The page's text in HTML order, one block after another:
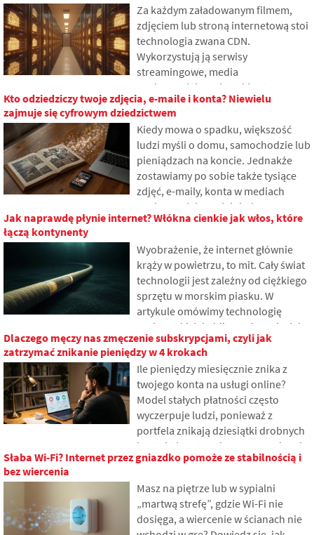
czasami generują nieprawdziwe
odpowiedzi oraz jak programiści
starają się stopniowo ograniczać ten
problem.
Za każdym załadowanym filmem,
zdjęciem lub stroną internetową stoi
technologia zwana CDN.
Wykorzystują ją serwisy
streamingowe, media
społecznościowe i zwykłe strony
internetowe, mimo że wiele osób o
niej nigdy nie słyszało. W artykule
wyjaśnimy, co oznacza ten skrót, jak
działa, dlaczego treści internetowe
są przechowywane w różnych
miejscach na świecie i dlaczego
współczesny internet trudno się bez
Kto odziedziczy twoje zdjęcia, e-maile i konta? Niewielu
zajmuje się cyfrowym dziedzictwem
Kiedy mowa o spadku, większość
ludzi myśli o domu, samochodzie lub
pieniądzach na koncie. Jednakże
zostawiamy po sobie także tysiące
zdjęć, e-maily, konta w mediach
społecznościowych lub dane
przechowywane w chmurze. Co się z
do nich dostęp? W artykule
przyjrzymy się, jak działa cyfrowe
dziedzictwo, dlaczego spadkobiercy
mogą mieć problemy z danymi i jak
wprowadzić porządek w śladzie
Jak naprawdę płynie internet? Włókna cienkie jak włos, które
łączą kontynenty
Wyobrażenie, że internet głównie
krąży w powietrzu, to mit. Cały świat
technologii jest zależny od ciężkiego
sprzętu w morskim piasku. W
artykule omówimy technologię
podmorskich kabli. Dowiesz się, jak
działają włókna optyczne, co wiąże
się z ich układaniem z pokładów
statków i jak z głębin oceanów stały
się polem geopolitycznych potyczek.
Dlaczego męczy nas zmęczenie subskrypcjami, czyli jak
zatrzymać znikanie pieniędzy w 4 krokach
Ile pieniędzy miesięcznie znika z
twojego konta na usługi online?
Model stałych płatności często
wyczerpuje ludzi, ponieważ z
portfela znikają dziesiątki drobnych
kwot, które stopniowo gromadzą się
w nieoczekiwanie wysokie sumy. W
danych z roku 2026, pokazujemy
przepaść między naszymi
szacunkami a rzeczywistością i
Słaba Wi-Fi? Internet przez gniazdko pomoże ze stabilnością i
bez wiercenia
Masz na piętrze lub w sypialni
„martwą strefę”, gdzie Wi-Fi nie
dosięga, a wiercenie w ścianach nie